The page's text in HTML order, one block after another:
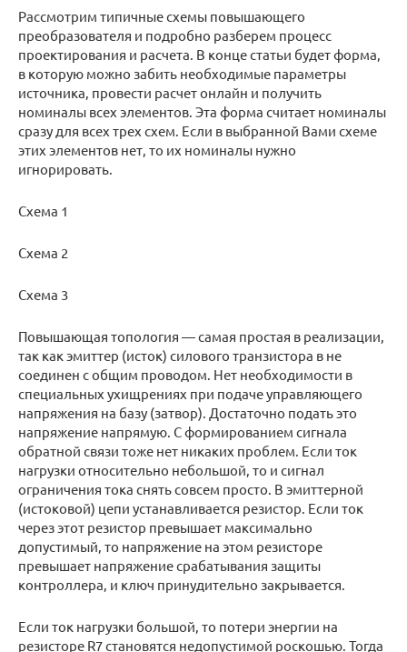
Рассмотрим типичные схемы повышающего
преобразователя и подробно разберем процесс
проектирования и расчета. В конце статьи будет форма,
в которую можно забить необходимые параметры
источника, провести расчет онлайн и получить
номиналы всех элементов. Эта форма считает номиналы
сразу для всех трех схем. Если в выбранной Вами схеме
этих элементов нет, то их номиналы нужно
игнорировать.
Схема 1
Схема 2
Схема 3
Повышающая топология — самая простая в реализации,
так как эмиттер (исток) силового транзистора в не
соединен с общим проводом. Нет необходимости в
специальных ухищрениях при подаче управляющего
напряжения на базу (затвор). Достаточно подать это
напряжение напрямую. С формированием сигнала
обратной связи тоже нет никаких проблем. Если ток
нагрузки относительно небольшой, то и сигнал
ограничения тока снять совсем просто. В эмиттерной
(истоковой) цепи устанавливается резистор. Если ток
через этот резистор превышает максимально
допустимый, то напряжение на этом резисторе
превышает напряжение срабатывания защиты
контроллера, и ключ принудительно закрывается.
Если ток нагрузки большой, то потери энергии на
резисторе R7 становятся недопустимой роскошью. Тогда